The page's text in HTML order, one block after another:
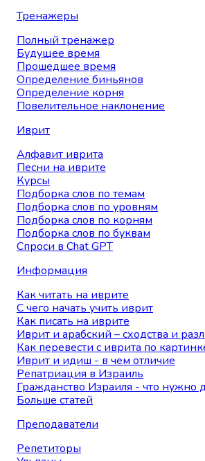
Тренажеры
Полный тренажер
Будущее время
Прошедшее время
Определение биньянов
Определение корня
Повелительное наклонение
Иврит
Алфавит иврита
Песни на иврите
Курсы
Подборка слов по темам
Подборка слов по уровням
Подборка слов по корням
Подборка слов по буквам
Спроси в Chat GPT
Информация
Как читать на иврите
С чего начать учить иврит
Как писать на иврите
Иврит и арабский – сходства и
Как перевести с иврита по
Иврит и идиш - в чем отличие
Репатриация в Израиль
Гражданство Израиля - что нужно
Больше статей
Преподаватели
Репетиторы